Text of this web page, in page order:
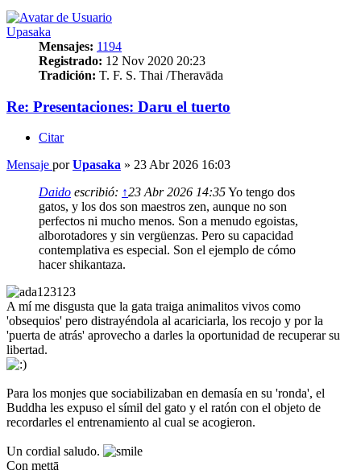
Upasaka
Mensajes: 1194
Registrado: 12 Nov 2020 20:23
Tradición: T. F. S. Thai /Theravāda
Re: Presentaciones: Daru el tuerto
Citar
Mensaje porUpasaka » 23 Abr 2026 16:03
Daido escribió: ↑23 Abr 2026 14:35Yo tengo dos
gatos, y los dos son maestros zen, aunque no son
perfectos ni mucho menos. Son a menudo egoistas,
alborotadores y sin vergüenzas. Pero su capacidad
contemplativa es especial. Son el ejemplo de cómo
hacer shikantaza.
A mí me disgusta que la gata traiga animalitos vivos como
'obsequios' pero distrayéndola al acariciarla, los recojo y por la
'puerta de atrás' aprovecho a darles la oportunidad de recuperar su
libertad.
Para los monjes que sociabilizaban en demasía en su 'ronda', el
Buddha les expuso el símil del gato y el ratón con el objeto de
recordarles el entrenamiento al cual se acogieron.
Un cordial saludo.
Con mettā